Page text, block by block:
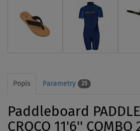
Popis Parametry 25
Paddleboard
CROCO 11'6'' COMBO